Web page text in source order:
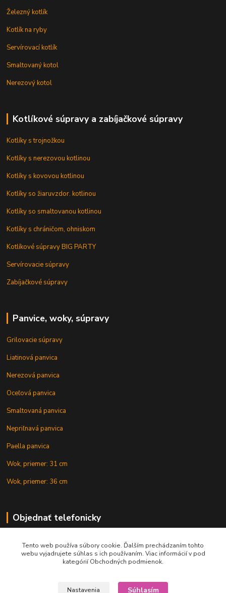
Železný kotlík
Kotlík na ryby
Servírovací kotlík
Smaltovaný kotol
Nerezový kotol
Kotlíkové súpravy a zabíjačkové súpravy
Kotlíky s trojnožkou
Kotlíky s nerezovou kotlinou
Kotlíky s kovovou kotlinou
Kotlíky so žiaruvzdor. kotlinou
Kotlíky so smaltovanou kotlinou
Kotlíky s chráničom, ohniskom
Kotlíkové súpravy BIG PARTY
Servírovacie súpravy
Zabíjačkové súpravy
Panvice, woky, súpravy
Grilovacie súpravy
Liatinová panvica
Nerezová panvica
Oceľová panvica
Smaltovaná panvica
Nepriľnavá panvica
Paella panvica
Wok, priemer: 31 cm
Wok, priemer: 36 cm
Objednať telefonicky
+421 902 212 007
Tento web používa súbory cookie. Ďalším prechádzaním tohto
webu vyjadrujete súhlas s ich používaním. Viac informácií v pod
kategórií Obchodných podmienok.
Nastavenia Súhlasím